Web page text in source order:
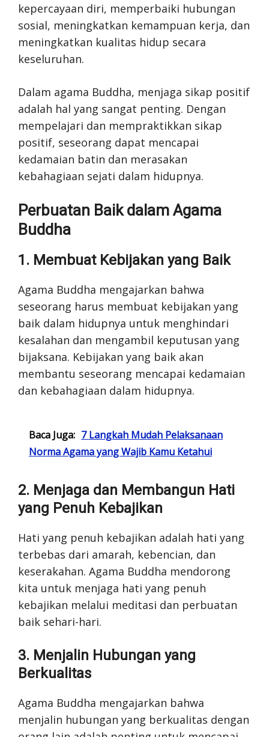
kepercayaan diri, memperbaiki hubungan
sosial, meningkatkan kemampuan kerja, dan
meningkatkan kualitas hidup secara
keseluruhan.
Dalam agama Buddha, menjaga sikap positif
adalah hal yang sangat penting. Dengan
mempelajari dan mempraktikkan sikap
positif, seseorang dapat mencapai
kedamaian batin dan merasakan
kebahagiaan sejati dalam hidupnya.
Perbuatan Baik dalam Agama
Buddha
1. Membuat Kebijakan yang Baik
Agama Buddha mengajarkan bahwa
seseorang harus membuat kebijakan yang
baik dalam hidupnya untuk menghindari
kesalahan dan mengambil keputusan yang
bijaksana. Kebijakan yang baik akan
membantu seseorang mencapai kedamaian
dan kebahagiaan dalam hidupnya.
Baca Juga: 7 Langkah Mudah Pelaksanaan
Norma Agama yang Wajib Kamu Ketahui
2. Menjaga dan Membangun Hati
yang Penuh Kebajikan
Hati yang penuh kebajikan adalah hati yang
terbebas dari amarah, kebencian, dan
keserakahan. Agama Buddha mendorong
kita untuk menjaga hati yang penuh
kebajikan melalui meditasi dan perbuatan
baik sehari-hari.
3. Menjalin Hubungan yang
Berkualitas
Agama Buddha mengajarkan bahwa
menjalin hubungan yang berkualitas dengan